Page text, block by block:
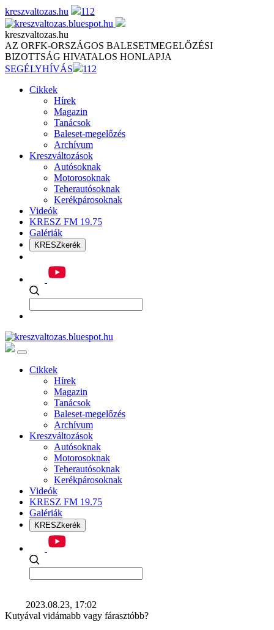
Skip
to
content
kreszvaltozas.hu 112
kreszvaltozas.hu
AZ ORFK-ORSZÁGOS BALESETMEGELŐZÉSI
BIZOTTSÁG HIVATALOS HONLAPJA
SEGÉLYHÍVÁS
112
Cikkek
Hírek
Magazin
Tanácsok
Baleset-megelőzés
Archívum
Kreszváltozások
Autósoknak
Motorosoknak
Teherautósoknak
Kerékpárosoknak
Videók
KRESZ FM 19.75
Galériák
KRESZkerék
Cikkek
Hírek
Magazin
Tanácsok
Baleset-megelőzés
Archívum
Kreszváltozások
Autósoknak
Motorosoknak
Teherautósoknak
Kerékpárosoknak
Videók
KRESZ FM 19.75
Galériák
KRESZkerék
2023.08.23, 17:02
Kutyával vidámabb vagy fárasztóbb?